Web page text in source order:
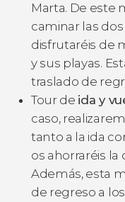
Marta. De este
caminar las
disfrutaréis de
y sus playas.
traslado de
Tour de ida y
caso,
tanto a la ida
os ahorraréis la
Además, esta
de regreso a